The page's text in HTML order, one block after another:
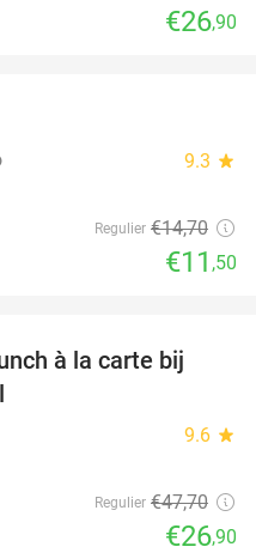
€26,90
9.3 star
Regulier €14,70
€11 ,50
44%
à la carte bij
9.6 star
Regulier €47,70
€26,90